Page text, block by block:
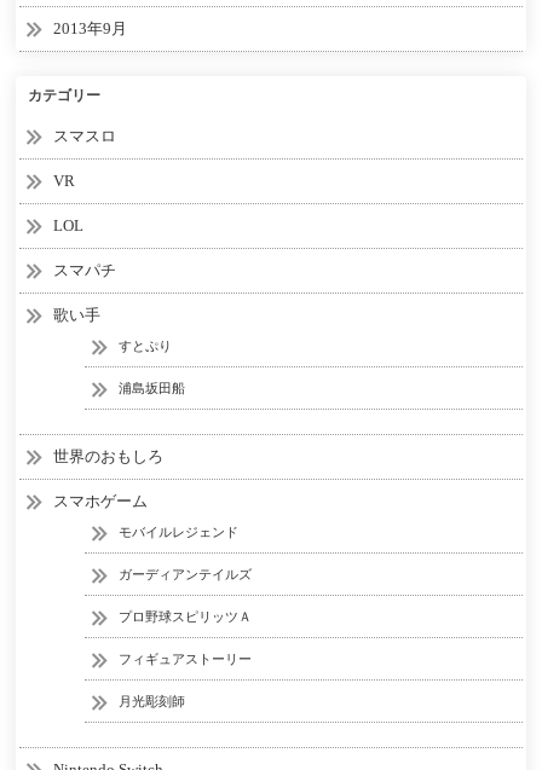
2013年9月
カテゴリー
スマスロ
VR
LOL
スマパチ
歌い手
すとぷり
浦島坂田船
世界のおもしろ
スマホゲーム
モバイルレジェンド
ガーディアンテイルズ
プロ野球スピリッツＡ
フィギュアストーリー
月光彫刻師